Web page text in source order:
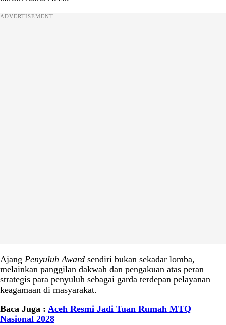
ADVERTISEMENT
Ajang Penyuluh Award sendiri bukan sekadar lomba,
melainkan panggilan dakwah dan pengakuan atas peran
strategis para penyuluh sebagai garda terdepan pelayanan
keagamaan di masyarakat.
Baca Juga : Aceh Resmi Jadi Tuan Rumah MTQ
Nasional 2028